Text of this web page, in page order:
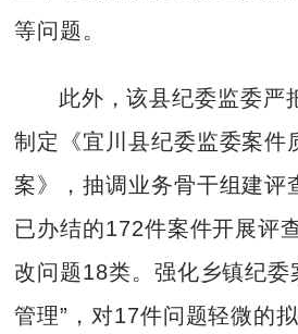
等问题。
此外，该县纪委监委严
制定《宜川县纪委监委案件
案》，抽调业务骨干组建评
已办结的172件案件开展评
改问题18类。强化乡镇纪委
管理”，对17件问题轻微的